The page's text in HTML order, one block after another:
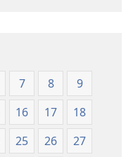
(2008)Vaovao
(2008)
7 8
9
16 17
18
25 26
27